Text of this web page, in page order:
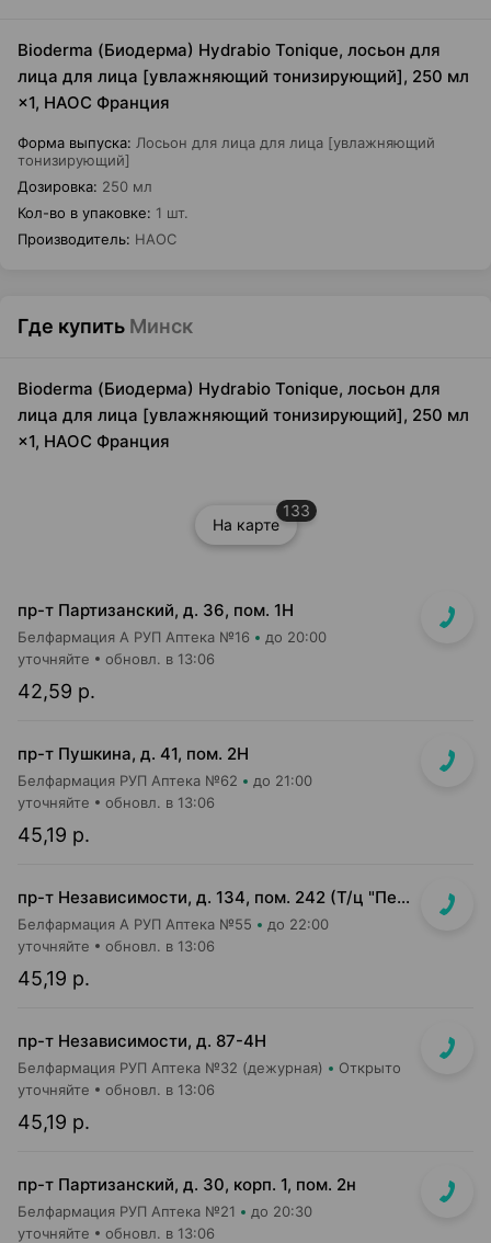
Bioderma (Биодерма) Hydrabio Tonique, лосьон для
лица для лица [увлажняющий тонизирующий], 250 мл
×1, НАОС Франция
Форма выпуска: Лосьон для лица для лица [увлажняющий
тонизирующий]
Дозировка: 250 мл
Кол-во в упаковке: 1 шт.
Производитель: НАОС
Где купить Минск
Bioderma (Биодерма) Hydrabio Tonique, лосьон для
лица для лица [увлажняющий тонизирующий], 250 мл
×1, НАОС Франция
На карте
133
пр-т Партизанский, д. 36, пом. 1Н
Белфармация А РУП Аптека №16 до 20:00
42,59 р.
уточняйте обновл. в 13:06
пр-т Пушкина, д. 41, пом. 2Н
Белфармация РУП Аптека №62 до 21:00
45,19 р.
уточняйте обновл. в 13:06
пр-т Независимости, д. 134, пом. 242 (Т/ц "Першы нацыянальны гандлёвы дом")
Белфармация А РУП Аптека №55 до 22:00
45,19 р.
уточняйте обновл. в 13:06
пр-т Независимости, д. 87-4Н
Белфармация РУП Аптека №32 (дежурная) Открыто
45,19 р.
уточняйте обновл. в 13:06
пр-т Партизанский, д. 30, корп. 1, пом. 2н
Белфармация РУП Аптека №21 до 20:30
уточняйте обновл. в 13:06